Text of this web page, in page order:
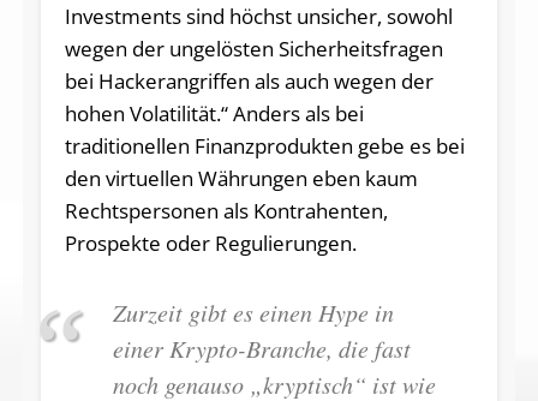
Investments sind höchst unsicher, sowohl
wegen der ungelösten Sicherheitsfragen
bei Hackerangriffen als auch wegen der
hohen Volatilität.“ Anders als bei
traditionellen Finanzprodukten gebe es bei
den virtuellen Währungen eben kaum
Rechtspersonen als Kontrahenten,
Prospekte oder Regulierungen.
Zurzeit gibt es einen Hype in
einer Krypto-Branche, die fast
noch genauso „kryptisch“ ist wie